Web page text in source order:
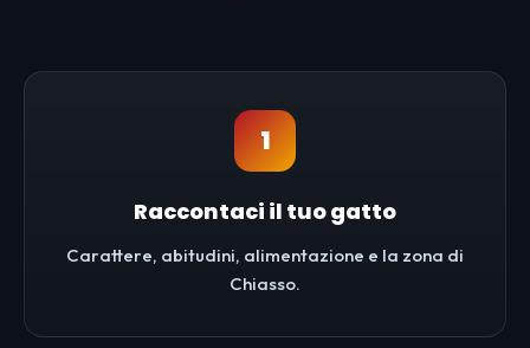
1
Raccontaci il tuo gatto
Carattere, abitudini, alimentazione e la zona di
Chiasso.